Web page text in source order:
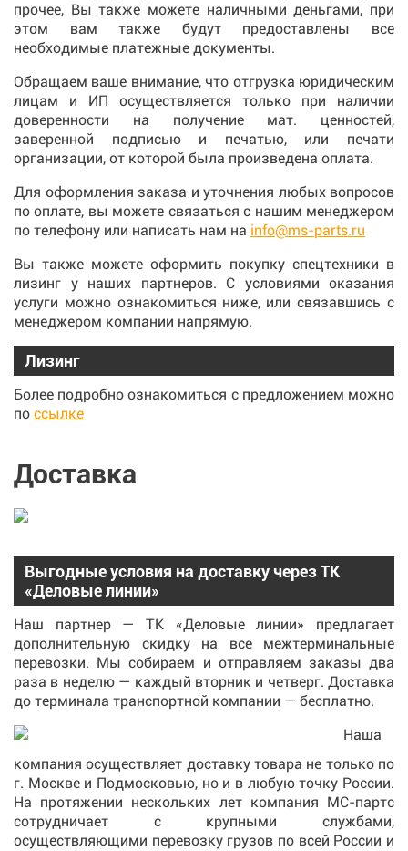
прочее, Вы также можете наличными деньгами, при
этом вам также будут предоставлены все
необходимые платежные документы.
Обращаем ваше внимание, что отгрузка юридическим
лицам и ИП осуществляется только при наличии
доверенности на получение мат. ценностей,
заверенной подписью и печатью, или печати
организации, от которой была произведена оплата.
Для оформления заказа и уточнения любых вопросов
по оплате, вы можете связаться с нашим менеджером
по телефону или написать нам на info@ms-parts.ru
Вы также можете оформить покупку спецтехники в
лизинг у наших партнеров. С условиями оказания
услуги можно ознакомиться ниже, или связавшись с
менеджером компании напрямую.
Лизинг
Более подробно ознакомиться с предложением можно
по ссылке
Доставка
Выгодные условия на доставку через ТК
«Деловые линии»
Наш партнер — ТК «Деловые линии» предлагает
дополнительную скидку на все межтерминальные
перевозки. Мы собираем и отправляем заказы два
раза в неделю — каждый вторник и четверг. Доставка
до терминала транспортной компании — бесплатно.
Наша
компания осуществляет доставку товара не только по
г. Москве и Подмосковью, но и в любую точку России.
На протяжении нескольких лет компания МС-партс
сотрудничает с крупными службами,
осуществляющими перевозку грузов по всей России и